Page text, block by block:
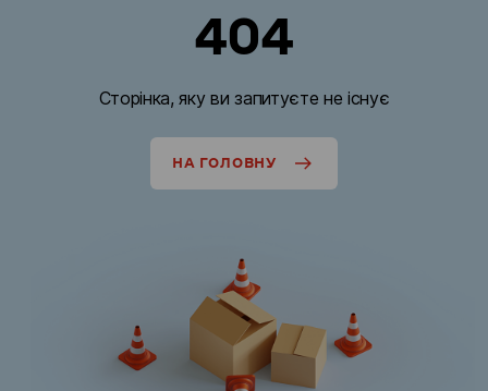
404
Сторінка, яку ви запитуєте не існує
НА ГОЛОВНУ